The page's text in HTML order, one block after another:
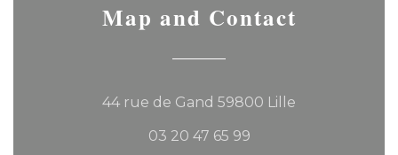
Map and Contact
44 rue de Gand 59800 Lille
03 20 47 65 99